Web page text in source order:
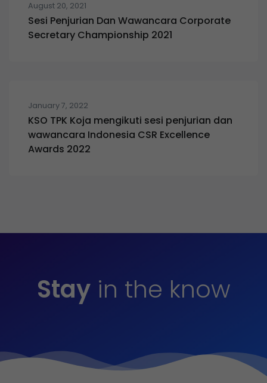
August 20, 2021
Sesi Penjurian Dan Wawancara Corporate
Secretary Championship 2021
January 7, 2022
KSO TPK Koja mengikuti sesi penjurian dan
wawancara Indonesia CSR Excellence
Awards 2022
Stayin the know